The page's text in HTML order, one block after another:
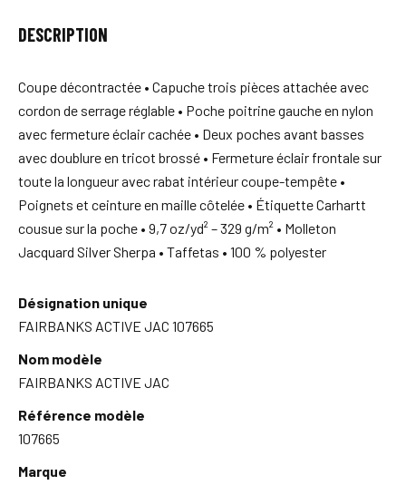
DESCRIPTION
Coupe décontractée • Capuche trois pièces attachée avec
cordon de serrage réglable • Poche poitrine gauche en nylon
avec fermeture éclair cachée • Deux poches avant basses
avec doublure en tricot brossé • Fermeture éclair frontale sur
toute la longueur avec rabat intérieur coupe-tempête •
Poignets et ceinture en maille côtelée • Étiquette Carhartt
cousue sur la poche • 9,7 oz/yd² – 329 g/m² • Molleton
Jacquard Silver Sherpa • Taffetas • 100 % polyester
Désignation unique
FAIRBANKS ACTIVE JAC 107665
Nom modèle
FAIRBANKS ACTIVE JAC
Référence modèle
107665
Marque